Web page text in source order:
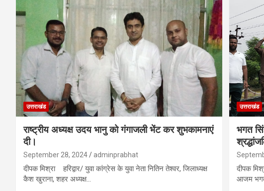
उत्तराखंड
राष्ट्रीय अध्यक्ष उदय भानु को गंगाजली भेंट कर शुभकामनाएं
दी।
September 28, 2024 adminprabhat
दीपक मिश्रा हरिद्वार/ युवा कांग्रेस के युवा नेता नितिन तेश्वर, जिलाध्यक्ष
कैश खुराना, शहर अध्यक्ष…
उत्तराखंड
भगत
दीपक
आजम भगत